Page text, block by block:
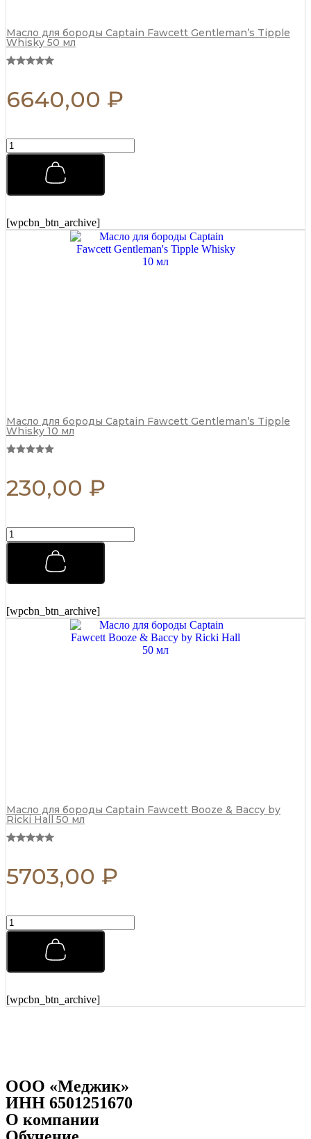
Масло для бороды Captain Fawcett Gentleman’s Tipple
Whisky 50 мл
6640,00 ₽
Бальзам
после
Fawcett
125
мл
[wpcbn_btn_archive]
Масло для бороды Captain Fawcett Gentleman’s Tipple
Whisky 10 мл
230,00 ₽
Бальзам
после
Fawcett
125
мл
[wpcbn_btn_archive]
Масло для бороды Captain Fawcett Booze & Baccy by
Ricki Hall 50 мл
5703,00 ₽
Бальзам
после
Fawcett
125
мл
[wpcbn_btn_archive]
ООО «Меджик»
ИНН 6501251670
О компании